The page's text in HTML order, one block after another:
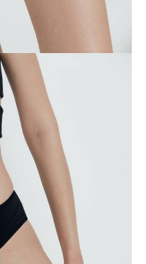
r.90/XS, czarny
r.90/XS, czarny